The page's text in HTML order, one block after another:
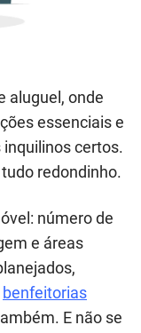
aluguel, onde
essenciais e
certos.
redondinho.
número de
e áreas
benfeitorias
E não se